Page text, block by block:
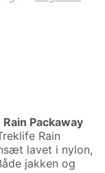
Packaway
Rain
lavet i nylon,
jakken og